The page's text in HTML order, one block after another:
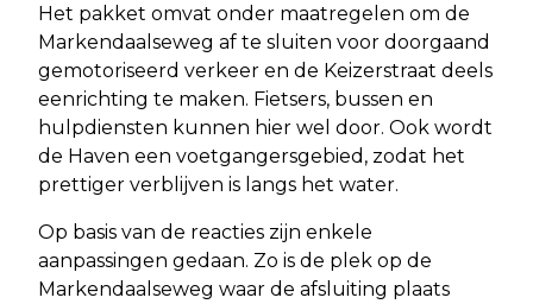
Het pakket omvat onder maatregelen om de
Markendaalseweg af te sluiten voor doorgaand
gemotoriseerd verkeer en de Keizerstraat deels
eenrichting te maken. Fietsers, bussen en
hulpdiensten kunnen hier wel door. Ook wordt
de Haven een voetgangersgebied, zodat het
prettiger verblijven is langs het water.
Op basis van de reacties zijn enkele
aanpassingen gedaan. Zo is de plek op de
Markendaalseweg waar de afsluiting plaats